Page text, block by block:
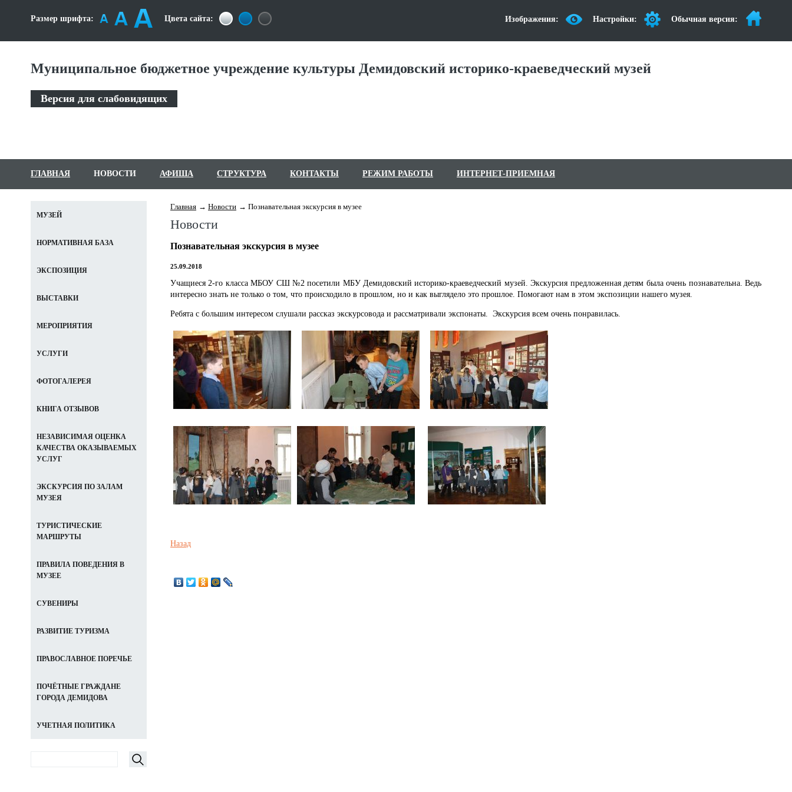
Размер шрифта: Цвета сайта: Изображения: Настройки: Обычная версия:
Муниципальное бюджетное учреждение культуры Демидовский историко-краеведческий музей
Версия для слабовидящих
ГЛАВНАЯ НОВОСТИ АФИША СТРУКТУРА КОНТАКТЫ РЕЖИМ РАБОТЫ ИНТЕРНЕТ-ПРИЕМНАЯ
Главная Новости Познавательная экскурсия в музее
Новости
Познавательная экскурсия в музее
25.09.2018
Учащиеся 2-го класса МБОУ СШ №2 посетили МБУ Демидовский историко-краеведческий музей. Экскурсия предложенная детям была очень познавательна. Ведь
интересно знать не только о том, что происходило в прошлом, но и как выглядело это прошлое. Помогают нам в этом экспозиции нашего музея.
Ребята с большим интересом слушали рассказ экскурсовода и рассматривали экспонаты. Экскурсия всем очень понравилась.
Назад
МУЗЕЙ
НОРМАТИВНАЯ БАЗА
ЭКСПОЗИЦИЯ
ВЫСТАВКИ
МЕРОПРИЯТИЯ
УСЛУГИ
ФОТОГАЛЕРЕЯ
КНИГА ОТЗЫВОВ
НЕЗАВИСИМАЯ ОЦЕНКА
КАЧЕСТВА ОКАЗЫВАЕМЫХ
УСЛУГ
ЭКСКУРСИЯ ПО ЗАЛАМ
МУЗЕЯ
ТУРИСТИЧЕСКИЕ
МАРШРУТЫ
ПРАВИЛА ПОВЕДЕНИЯ В
МУЗЕЕ
СУВЕНИРЫ
РАЗВИТИЕ ТУРИЗМА
ПРАВОСЛАВНОЕ ПОРЕЧЬЕ
ПОЧЁТНЫЕ ГРАЖДАНЕ
ГОРОДА ДЕМИДОВА
УЧЕТНАЯ ПОЛИТИКА